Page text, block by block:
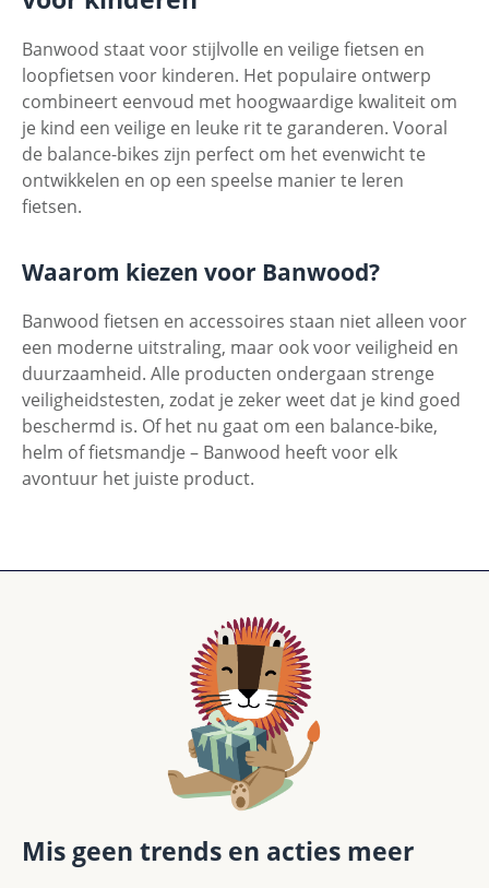
Banwood staat voor stijlvolle en veilige fietsen en
loopfietsen voor kinderen. Het populaire ontwerp
combineert eenvoud met hoogwaardige kwaliteit om
je kind een veilige en leuke rit te garanderen. Vooral
de balance-bikes zijn perfect om het evenwicht te
ontwikkelen en op een speelse manier te leren
fietsen.
Waarom kiezen voor Banwood?
Banwood fietsen en accessoires staan niet alleen voor
een moderne uitstraling, maar ook voor veiligheid en
duurzaamheid. Alle producten ondergaan strenge
veiligheidstesten, zodat je zeker weet dat je kind goed
beschermd is. Of het nu gaat om een balance-bike,
helm of fietsmandje – Banwood heeft voor elk
avontuur het juiste product.
Mis geen trends en acties meer